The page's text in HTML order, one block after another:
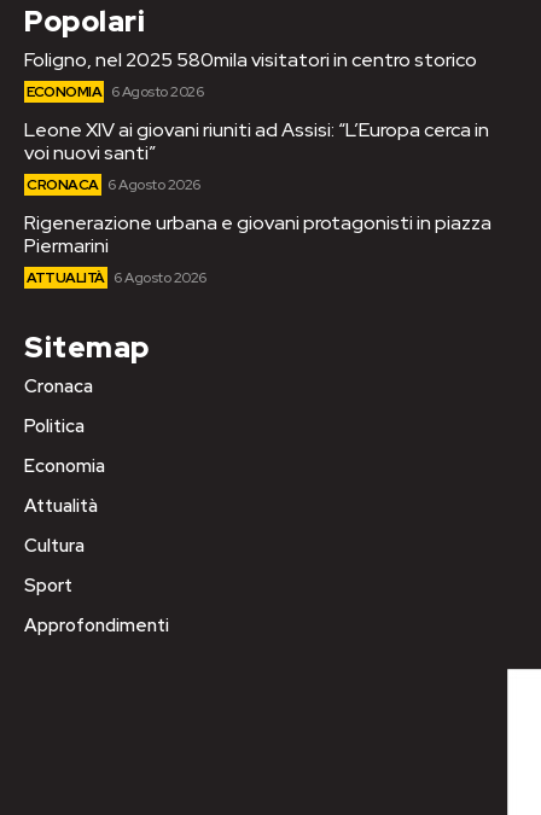
Popolari
Foligno, nel 2025 580mila visitatori in centro storico
ECONOMIA 6 Agosto 2026
Leone XIV ai giovani riuniti ad Assisi: “L’Europa cerca in
voi nuovi santi”
CRONACA 6 Agosto 2026
Rigenerazione urbana e giovani protagonisti in piazza
Piermarini
ATTUALITÀ 6 Agosto 2026
Sitemap
Cronaca
Politica
Economia
Attualità
Cultura
Sport
Approfondimenti